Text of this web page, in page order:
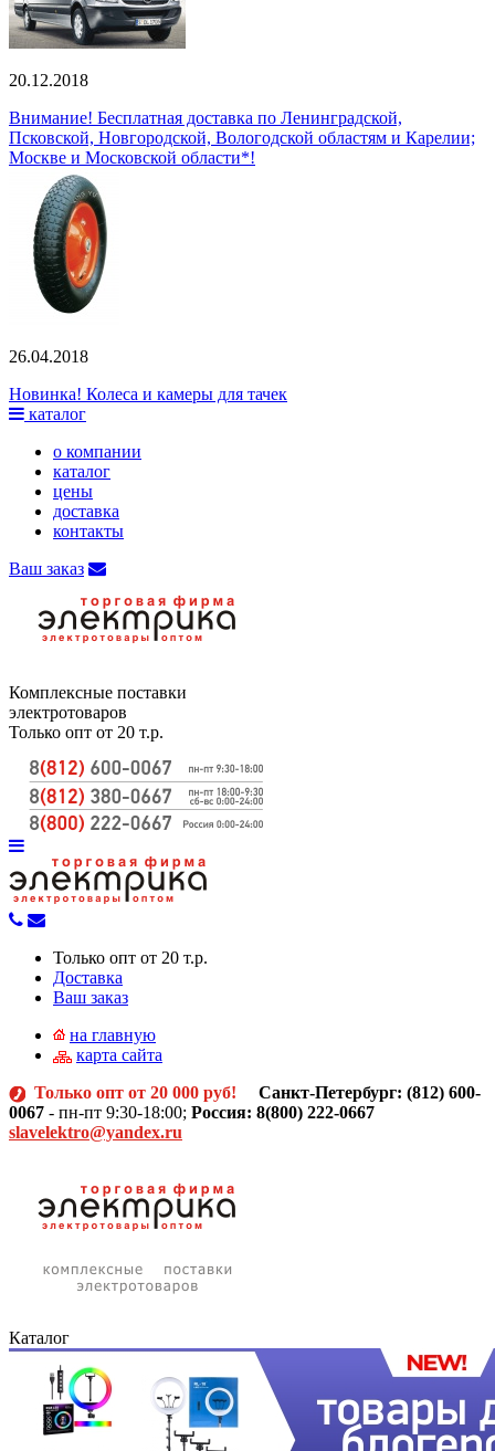
20.12.2018
Внимание! Бесплатная доставка по Ленинградской,
Псковской, Новгородской, Вологодской областям и Карелии;
Москве и Московской области*!
26.04.2018
Новинка! Колеса и камеры для тачек
каталог
о компании
каталог
цены
доставка
контакты
Ваш заказ
Комплексные поставки
электротоваров
Только опт от 20 т.р.
Только опт от 20 т.р.
Доставка
Ваш заказ
на главную
карта сайта
Только опт от 20 000 руб! Санкт-Петербург: (812) 600-
0067 - пн-пт 9:30-18:00; Россия: 8(800) 222-0667
slavelektro@yandex.ru
Каталог